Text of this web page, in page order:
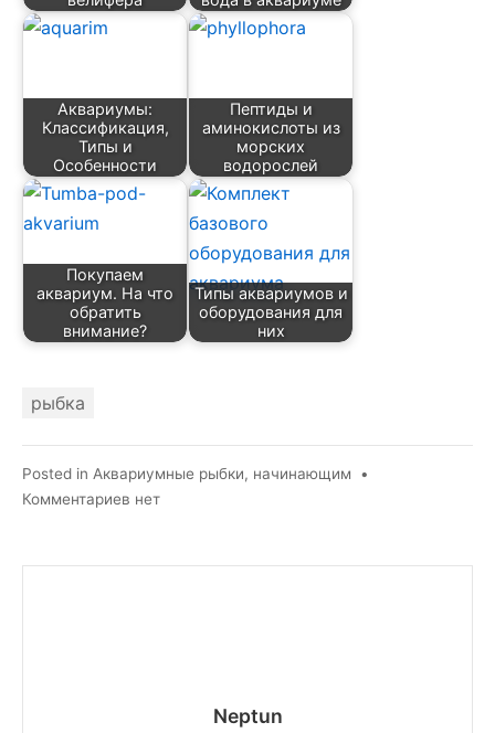
Аквариумы:
Классификация,
Типы и
Особенности
Пептиды и
аминокислоты из
морских
водорослей
Покупаем
аквариум. На что
обратить
внимание?
Типы аквариумов и
оборудования для
них
рыбка
Posted in Аквариумные рыбки, начинающим •
Комментариев кнет
Neptun